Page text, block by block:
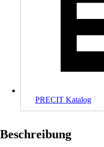
PRECIT Katalog
Beschreibung